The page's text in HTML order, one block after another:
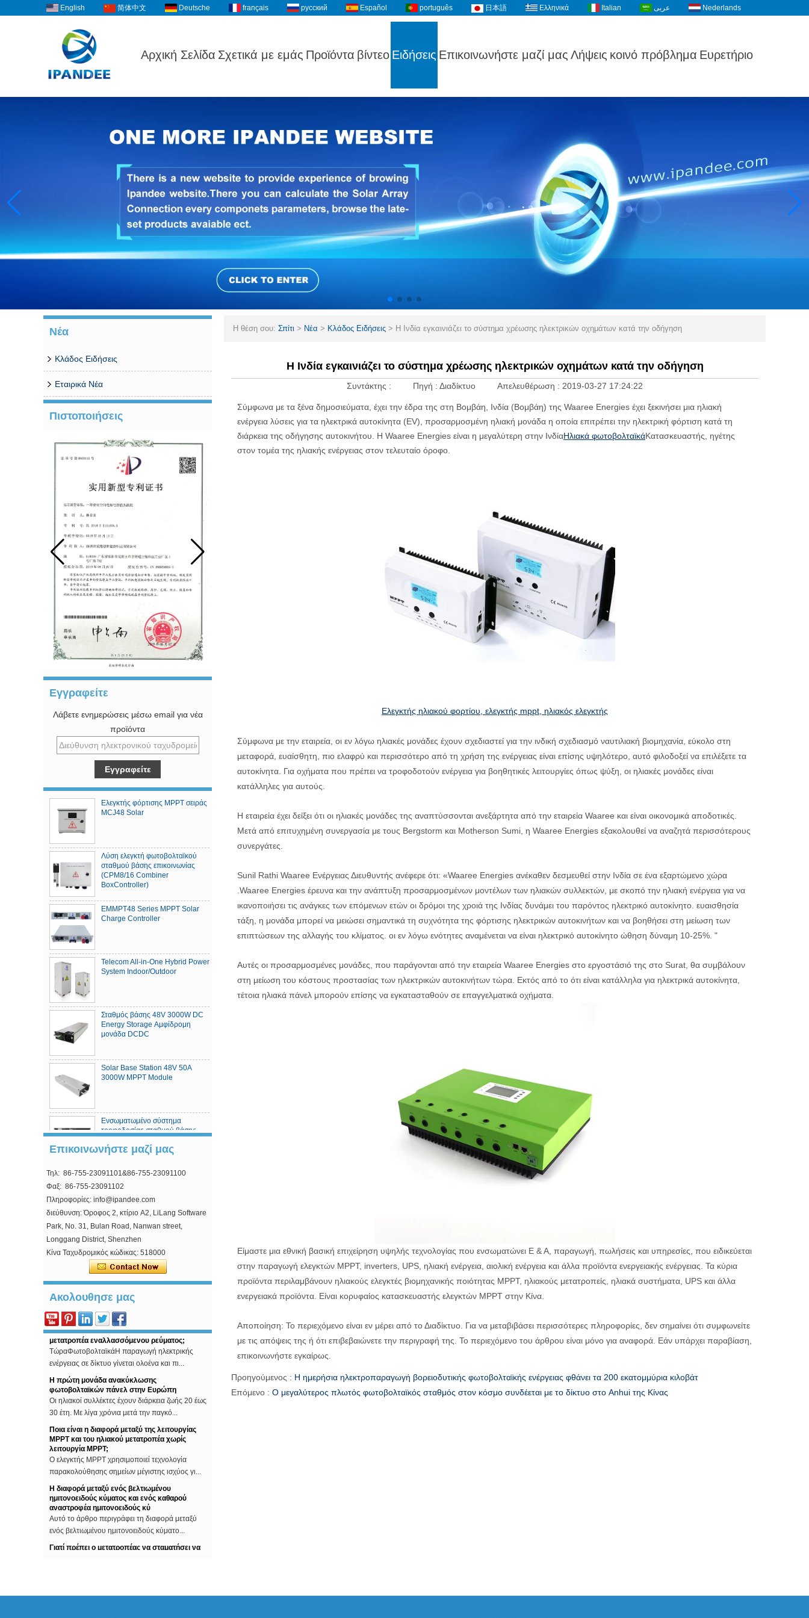
English 简体中文 Deutsche français русский Español português 日本語 Ελληνικά Italian عربى Nederlands
Αρχική Σελίδα Σχετικά με εμάς Προϊόντα βίντεο Ειδήσεις Επικοινωνήστε μαζί μας Λήψεις κοινό πρόβλημα Ευρετήριο
Νέα
Κλάδος Ειδήσεις
Εταιρικά Νέα
Πιστοποιήσεις
Εγγραφείτε
Λάβετε ενημερώσεις μέσω email για νέα
προϊόντα
Ελεγκτής φόρτισης MPPT σειράς
MCJ48 Solar
Λύση ελεγκτή φωτοβολταϊκού
σταθμού βάσης επικοινωνίας
(CPM8/16 Combiner
BoxController)
EMMPT48 Series MPPT Solar
Charge Controller
Telecom All-in-One Hybrid Power
System Indoor/Outdoor
Σταθμός βάσης 48V 3000W DC
Energy Storage Αμφίδρομη
μονάδα DCDC
Solar Base Station 48V 50A
3000W MPPT Module
Ενσωματωμένο σύστημα
τροφοδοσίας σταθμού βάσης
Ελεγκτής ηλιακής φόρτισης
MPPT
Επικοινωνήστε μαζί μας
Τηλ: 86-755-23091101&86-755-23091100
Φαξ: 86-755-23091102
Πληροφορίες: info@ipandee.com
διεύθυνση: Όροφος 2, κτίριο A2, LiLang Software
Park, No. 31, Bulan Road, Nanwan street,
Longgang District, Shenzhen
Κίνα Ταχυδρομικός κώδικας: 518000
Ακολουθησε μας
Γιατί ξεκινήσει τάση του μετατροπέα είναι
υψηλότερη από τη χαμηλότερη τάση;
Στο φωτοβολταϊκό διασυνδεδεμένα μετατροπέα,
υπάρχει ένα μάλλον περίεργο επιχείρ...
Πώς να λύσετε το πρόβλημα υπέρτασης του
μετατροπέα εναλλασσόμενου ρεύματος;
ΤώραΦωτοβολταϊκάΗ παραγωγή ηλεκτρικής
ενέργειας σε δίκτυο γίνεται ολοένα και πι...
φωτοβολταϊκών πάνελ στην Ευρώπη
Οι ηλιακοί συλλέκτες έχουν διάρκεια ζωής 20 έως
30 έτη. Με λίγα χρόνια μετά την παγκό...
MPPT και του ηλιακού μετατροπέα χωρίς
λειτουργία MPPT;
Ο ελεγκτής MPPT χρησιμοποιεί τεχνολογία
παρακολούθησης σημείων μέγιστης ισχύος γι...
ημιτονοειδούς κύματος και ενός καθαρού
αναστροφέα ημιτονοειδούς κύ
Αυτό το άρθρο περιγράφει τη διαφορά μεταξύ
ενός βελτιωμένου ημιτονοειδούς κύματο...
λειτουργεί όταν το δίκτυο είναι εκτός
Οι δέκα πρώτες εταιρείες φωτοβολταϊκών
Η θέση σου: Σπίτι > Νέα > Κλάδος Ειδήσεις > Η Ινδία εγκαινιάζει το σύστημα χρέωσης ηλεκτρικών οχημάτων κατά την οδήγηση
Η Ινδία εγκαινιάζει το σύστημα χρέωσης ηλεκτρικών οχημάτων κατά την οδήγηση
Συντάκτης : Πηγή : Διαδίκτυο Απελευθέρωση : 2019-03-27 17:24:22
Σύμφωνα με τα ξένα δημοσιεύματα, έχει την έδρα της στη Βομβάη, Ινδία (Βομβάη) της Waaree Energies έχει ξεκινήσει μια ηλιακή
ενέργεια λύσεις για τα ηλεκτρικά αυτοκίνητα (EV), προσαρμοσμένη ηλιακή μονάδα η οποία επιτρέπει την ηλεκτρική φόρτιση κατά τη
διάρκεια της οδήγησης αυτοκινήτου. Η Waaree Energies είναι η μεγαλύτερη στην ΙνδίαΗλιακά φωτοβολταϊκάΚατασκευαστής, ηγέτης
στον τομέα της ηλιακής ενέργειας στον τελευταίο όροφο.
Ελεγκτής ηλιακού φορτίου, ελεγκτής mppt, ηλιακός ελεγκτής
Σύμφωνα με την εταιρεία, οι εν λόγω ηλιακές μονάδες έχουν σχεδιαστεί για την ινδική σχεδιασμό ναυτιλιακή βιομηχανία, εύκολο στη
μεταφορά, ευαίσθητη, πιο ελαφρύ και περισσότερο από τη χρήση της ενέργειας είναι επίσης υψηλότερο, αυτό φιλοδοξεί να επιλέξετε τα
αυτοκίνητα. Για οχήματα που πρέπει να τροφοδοτούν ενέργεια για βοηθητικές λειτουργίες όπως ψύξη, οι ηλιακές μονάδες είναι
κατάλληλες για αυτούς.
Η εταιρεία έχει δείξει ότι οι ηλιακές μονάδες της αναπτύσσονται ανεξάρτητα από την εταιρεία Waaree και είναι οικονομικά αποδοτικές.
Μετά από επιτυχημένη συνεργασία με τους Bergstorm και Motherson Sumi, η Waaree Energies εξακολουθεί να αναζητά περισσότερους
συνεργάτες.
Sunil Rathi Waaree Ενέργειας Διευθυντής ανέφερε ότι: «Waaree Energies ανέκαθεν δεσμευθεί στην Ινδία σε ένα εξαρτώμενο χώρα
.Waaree Energies έρευνα και την ανάπτυξη προσαρμοσμένων μοντέλων των ηλιακών συλλεκτών, με σκοπό την ηλιακή ενέργεια για να
ικανοποιήσει τις ανάγκες των επόμενων ετών οι δρόμοι της χροιά της Ινδίας δυνάμει του παρόντος ηλεκτρικό αυτοκίνητο. ευαισθησία
τάξη, η μονάδα μπορεί να μειώσει σημαντικά τη συχνότητα της φόρτισης ηλεκτρικών αυτοκινήτων και να βοηθήσει στη μείωση των
επιπτώσεων της αλλαγής του κλίματος. οι εν λόγω ενότητες αναμένεται να είναι ηλεκτρικό αυτοκίνητο ώθηση δύναμη 10-25%. "
Αυτές οι προσαρμοσμένες μονάδες, που παράγονται από την εταιρεία Waaree Energies στο εργοστάσιό της στο Surat, θα συμβάλουν
στη μείωση του κόστους προστασίας των ηλεκτρικών αυτοκινήτων τώρα. Εκτός από το ότι είναι κατάλληλα για ηλεκτρικά αυτοκίνητα,
τέτοια ηλιακά πάνελ μπορούν επίσης να εγκατασταθούν σε επαγγελματικά οχήματα.
Είμαστε μια εθνική βασική επιχείρηση υψηλής τεχνολογίας που ενσωματώνει Ε & Α, παραγωγή, πωλήσεις και υπηρεσίες, που ειδικεύεται
στην παραγωγή ελεγκτών MPPT, inverters, UPS, ηλιακή ενέργεια, αιολική ενέργεια και άλλα προϊόντα ενεργειακής ενέργειας. Τα κύρια
προϊόντα περιλαμβάνουν ηλιακούς ελεγκτές βιομηχανικής ποιότητας MPPT, ηλιακούς μετατροπείς, ηλιακά συστήματα, UPS και άλλα
ενεργειακά προϊόντα. Είναι κορυφαίος κατασκευαστής ελεγκτών MPPT στην Κίνα.
Αποποίηση: Το περιεχόμενο είναι εν μέρει από το Διαδίκτυο. Για να μεταβιβάσει περισσότερες πληροφορίες, δεν σημαίνει ότι συμφωνείτε
με τις απόψεις της ή ότι επιβεβαιώνετε την περιγραφή της. Το περιεχόμενο του άρθρου είναι μόνο για αναφορά. Εάν υπάρχει παραβίαση,
επικοινωνήστε εγκαίρως.
Προηγούμενος : Η ημερήσια ηλεκτροπαραγωγή βορειοδυτικής φωτοβολταϊκής ενέργειας φθάνει τα 200 εκατομμύρια κιλοβάτ
Επόμενο : Ο μεγαλύτερος πλωτός φωτοβολταϊκός σταθμός στον κόσμο συνδέεται με το δίκτυο στο Anhui της Κίνας